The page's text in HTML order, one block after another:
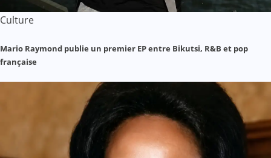
Culture
Mario Raymond publie un premier EP entre Bikutsi, R&B et pop
française